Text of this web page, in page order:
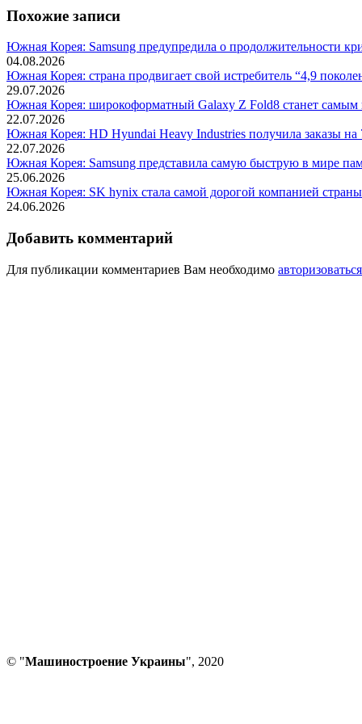
Похожие записи
Южная Корея: Samsung предупредила о продолжительности
04.08.2026
Южная Корея: страна продвигает свой истребитель “4,9
29.07.2026
Южная Корея: широкоформатный Galaxy Z Fold8 станет
22.07.2026
Южная Корея: HD Hyundai Heavy Industries получила заказы на
22.07.2026
Южная Корея: Samsung представила самую быструю в мире
25.06.2026
Южная Корея: SK hynix стала самой дорогой компанией страны
24.06.2026
Добавить комментарий
Для публикации комментариев Вам необходимо авторизоваться
© "Машиностроение Украины", 2020